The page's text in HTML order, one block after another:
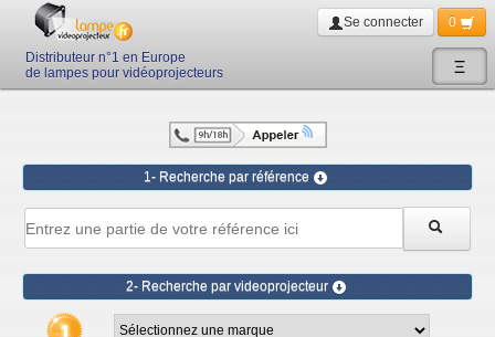
Ξ
Distributeur n°1 en Europe
de lampes pour vidéoprojecteurs
Se connecter 0
1- Recherche par référence
2- Recherche par videoprojecteur